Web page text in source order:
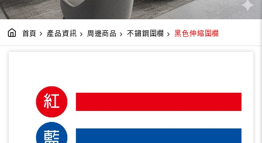
首頁 產品資訊 周邊商品 不鏽鋼圍欄 黑色伸縮圍欄